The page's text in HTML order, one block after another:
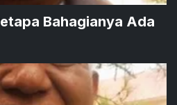
Bahagianya Ada